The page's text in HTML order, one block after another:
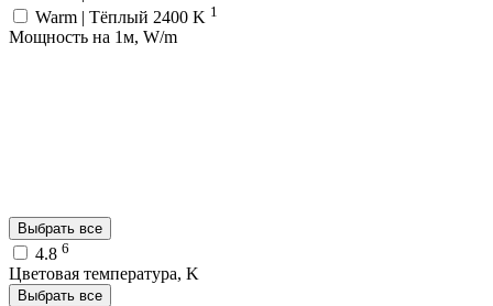
Warm | Тёплый 2400 K 1
Мощность на 1м, W/m
Выбрать все
4.8 6
Цветовая температура, K
Выбрать все